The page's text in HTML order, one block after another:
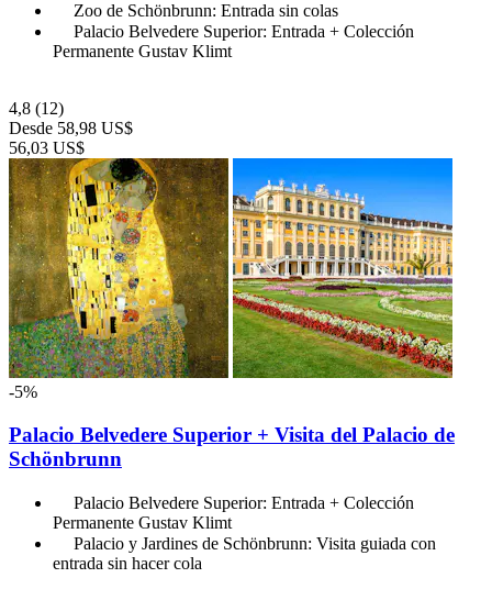
Zoo de Schönbrunn: Entrada sin colas
Palacio Belvedere Superior: Entrada + Colección
Permanente Gustav Klimt
4,8 (12)
Desde 58,98 US$
56,03 US$
-5%
Palacio Belvedere Superior + Visita del Palacio de
Schönbrunn
Palacio Belvedere Superior: Entrada + Colección
Permanente Gustav Klimt
Palacio y Jardines de Schönbrunn: Visita guiada con
entrada sin hacer cola